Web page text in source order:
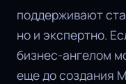
поддерживают
но и экспертно.
бизнес-ангелом
еще до создания